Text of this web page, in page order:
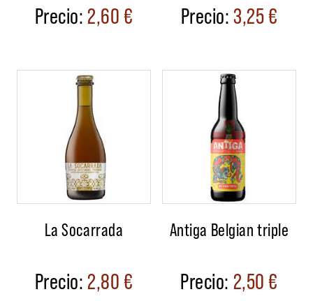
2,60€ 3,25€
La Socarrada
2,80€
Antiga Belgian triple
2,50€